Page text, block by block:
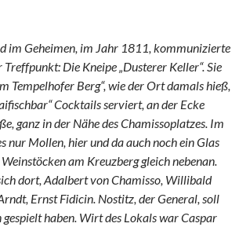
im Geheimen, im Jahr 1811, kommunizierte
Die Kneipe „Dusterer Keller“. Sie
Tempelhofer Berg“, wie der Ort damals hieß,
Cocktails serviert, an der Ecke
ganz in der Nähe des Chamissoplatzes. Im
nur Mollen, hier und da auch noch ein Glas
am Kreuzberg gleich nebenan.
dort, Adalbert von Chamisso, Willibald
Ernst Fidicin. Nostitz, der General, soll
haben. Wirt des Lokals war Caspar